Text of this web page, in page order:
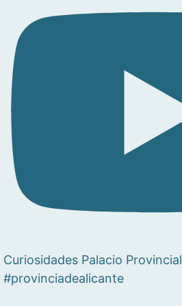
Curiosidades Palacio Provincial
#provinciadealicante